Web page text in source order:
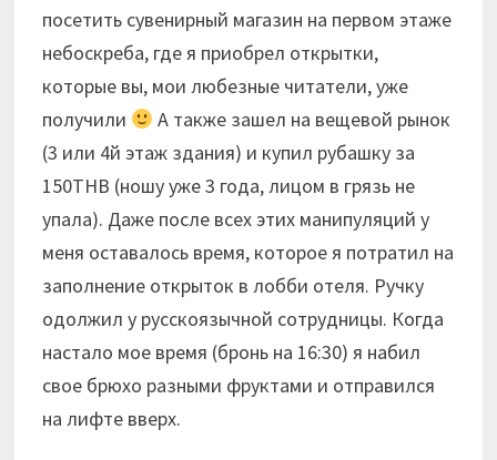
посетить сувенирный магазин на первом этаже
небоскреба, где я приобрел открытки,
которые вы, мои любезные читатели, уже
получили
А также зашел на вещевой рынок
(3 или 4й этаж здания) и купил рубашку за
150THB (ношу уже 3 года, лицом в грязь не
упала). Даже после всех этих манипуляций у
меня оставалось время, которое я потратил на
заполнение открыток в лобби отеля. Ручку
одолжил у русскоязычной сотрудницы. Когда
настало мое время (бронь на 16:30) я набил
свое брюхо разными фруктами и отправился
на лифте вверх.